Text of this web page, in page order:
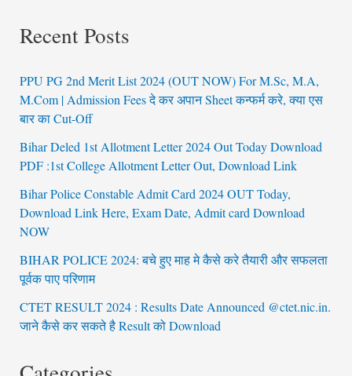
Recent Posts
PPU PG 2nd Merit List 2024 (OUT NOW) For M.Sc, M.A,
M.Com | Admission Fees दे कर अपान Sheet कन्फर्म करे, क्या एस
बार का Cut-Off
Bihar Deled 1st Allotment Letter 2024 Out Today Download
PDF :1st College Allotment Letter Out, Download Link
Bihar Police Constable Admit Card 2024 OUT Today,
Download Link Here, Exam Date, Admit card Download
NOW
BIHAR POLICE 2024: बचे हुए माह मे कैसे करे तैयारी और सफलता
पूर्वक पाए परिणाम
CTET RESULT 2024 : Results Date Announced @ctet.nic.in.
जाने कैसे कर सकते है Result को Download